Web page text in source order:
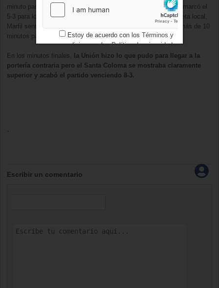
minuto para el final, anotó el 4-3. Tras el descanso, Ferrándiz marcó el
5-3 para los catalanes. Con 5-3 y
volcada sobre la meta local ,
Marfil sentenciaba el choque al anotar Fontana el 6-3 apoco más de 10
minutos para el final.
En los minutos finales, la Unión hizo lo que pudo para llegar a la
portería contraria pero el Santa Coloma se mostraba claramente
superior y acabó el partido venciendo 8-3.
.
Escribir un comentario
Estoy de acuerdo con los Términos y
condicionesy losPolítica de privacidad